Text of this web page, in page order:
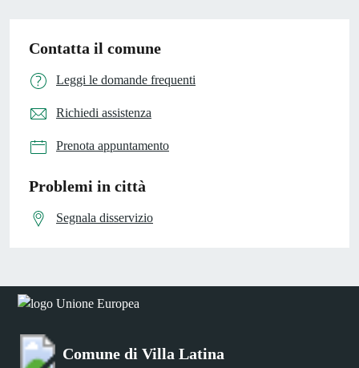
Contatta il comune
Leggi le domande frequenti
Richiedi assistenza
Prenota appuntamento
Problemi in città
Segnala disservizio
Comune di Villa Latina